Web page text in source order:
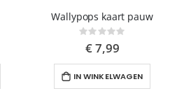
Wallypops kaart pauw
Rating:
0%
€ 7,99
IN WINKELWAGEN